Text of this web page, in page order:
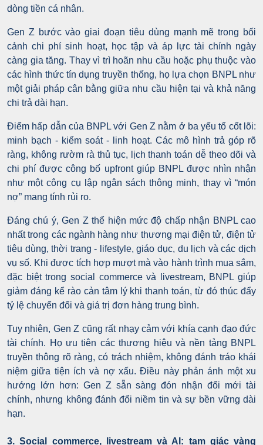
dòng tiền cá nhân.
Gen Z bước vào giai đoạn tiêu dùng mạnh mẽ trong bối
cảnh chi phí sinh hoạt, học tập và áp lực tài chính ngày
càng gia tăng. Thay vì trì hoãn nhu cầu hoặc phụ thuộc vào
các hình thức tín dụng truyền thống, họ lựa chọn BNPL như
một giải pháp cân bằng giữa nhu cầu hiện tại và khả năng
chi trả dài hạn.
Điểm hấp dẫn của BNPL với Gen Z nằm ở ba yếu tố cốt lõi:
minh bạch - kiểm soát - linh hoạt. Các mô hình trả góp rõ
ràng, không rườm rà thủ tục, lịch thanh toán dễ theo dõi và
chi phí được công bố upfront giúp BNPL được nhìn nhận
như một công cụ lập ngân sách thông minh, thay vì “món
nợ” mang tính rủi ro.
Đáng chú ý, Gen Z thể hiện mức độ chấp nhận BNPL cao
nhất trong các ngành hàng như thương mại điện tử, điện tử
tiêu dùng, thời trang - lifestyle, giáo dục, du lịch và các dịch
vụ số. Khi được tích hợp mượt mà vào hành trình mua sắm,
đặc biệt trong social commerce và livestream, BNPL giúp
giảm đáng kể rào cản tâm lý khi thanh toán, từ đó thúc đẩy
tỷ lệ chuyển đổi và giá trị đơn hàng trung bình.
Tuy nhiên, Gen Z cũng rất nhạy cảm với khía cạnh đạo đức
tài chính. Họ ưu tiên các thương hiệu và nền tảng BNPL
truyền thông rõ ràng, có trách nhiệm, không đánh tráo khái
niệm giữa tiện ích và nợ xấu. Điều này phản ánh một xu
hướng lớn hơn: Gen Z sẵn sàng đón nhận đổi mới tài
chính, nhưng không đánh đổi niềm tin và sự bền vững dài
hạn.
3. Social commerce, livestream và AI: tam giác vàng